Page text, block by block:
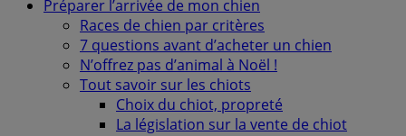
Préparer l’arrivée de mon chien
Races de chien par critères
7 questions avant d’acheter un chien
N’offrez pas d’animal à Noël !
Tout savoir sur les chiots
Choix du chiot, propreté
La législation sur la vente de chiot